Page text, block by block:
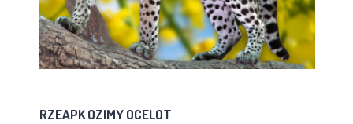
RZEAPK OZIMY OCELOT